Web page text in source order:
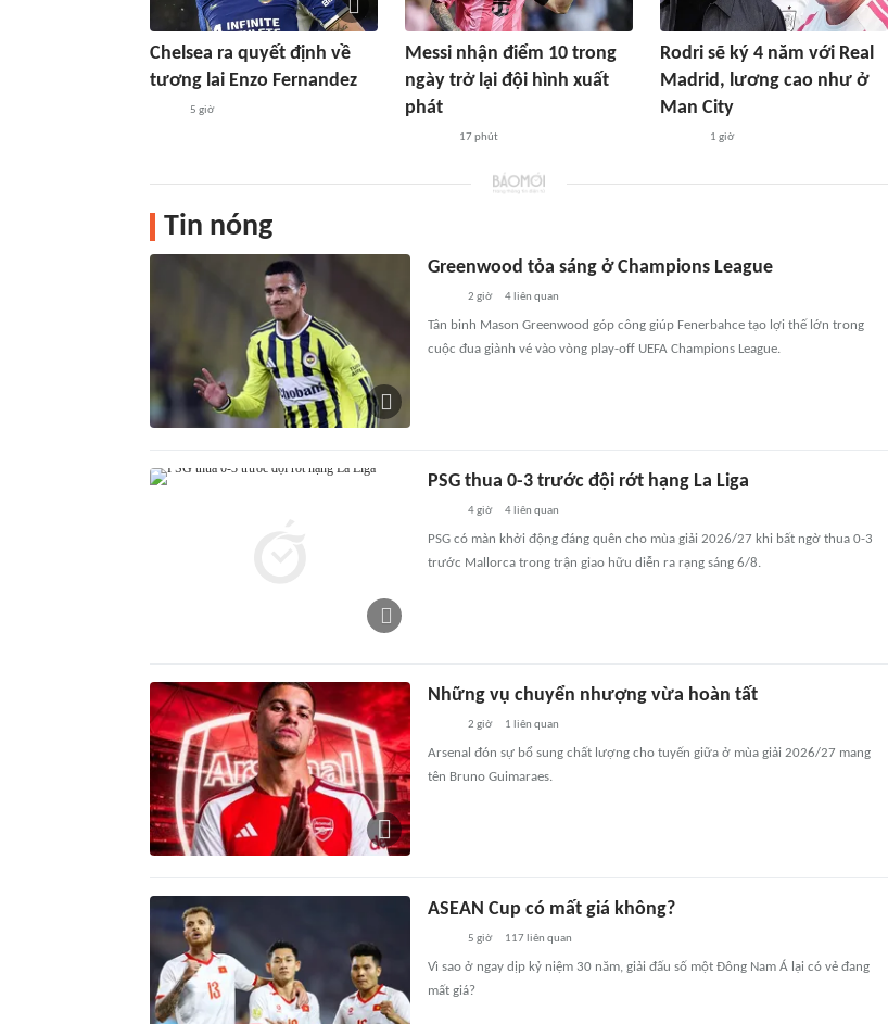
Chelsea ra quyết định về
tương lai Enzo Fernandez
5 giờ
Messi nhận điểm 10 trong
ngày trở lại đội hình xuất
phát
17 phút
Rodri sẽ ký 4 năm với Real
Madrid, lương cao như ở
Man City
1 giờ
Tin nóng
Greenwood tỏa sáng ở Champions League
2 giờ 4liên quan
Tân binh Mason Greenwood góp công giúp Fenerbahce tạo lợi thế lớn trong
cuộc đua giành vé vào vòng play-off UEFA Champions League.
PSG thua 0-3 trước đội rớt hạng La Liga
4 giờ 4liên quan
PSG có màn khởi động đáng quên cho mùa giải 2026/27 khi bất ngờ thua 0-3
trước Mallorca trong trận giao hữu diễn ra rạng sáng 6/8.
Những vụ chuyển nhượng vừa hoàn tất
2 giờ 1 liên quan
Arsenal đón sự bổ sung chất lượng cho tuyến giữa ở mùa giải 2026/27 mang
tên Bruno Guimaraes.
ASEAN Cup có mất giá không?
5 giờ 117liên quan
Vì sao ở ngay dịp kỷ niệm 30 năm, giải đấu số một Đông Nam Á lại có vẻ đang
mất giá?